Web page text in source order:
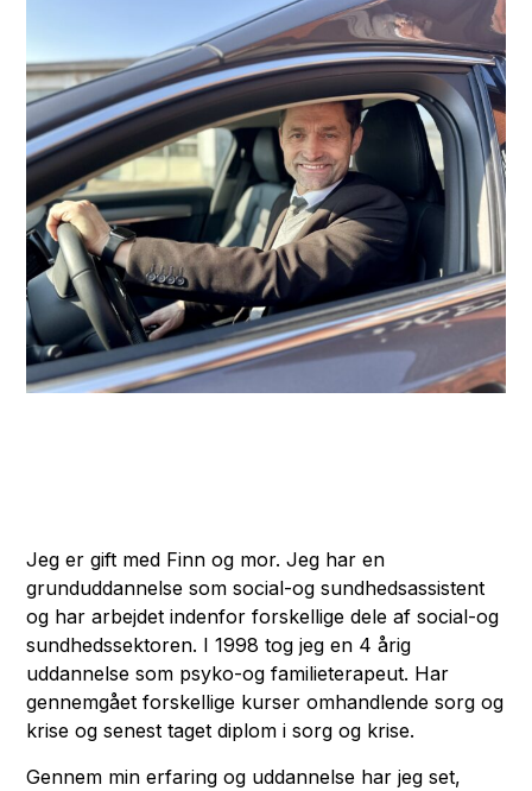
Jeg er gift med Finn og mor. Jeg har en
grunduddannelse som social-og sundhedsassistent
og har arbejdet indenfor forskellige dele af social-og
sundhedssektoren. I 1998 tog jeg en 4 årig
uddannelse som psyko-og familieterapeut. Har
gennemgået forskellige kurser omhandlende sorg og
krise og senest taget diplom i sorg og krise.
Gennem min erfaring og uddannelse har jeg set,